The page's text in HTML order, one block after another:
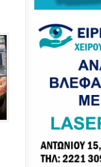
κράτος
Αρείου
«Δώσε και
Χαλκίδα:
«αμαρτωλό»
«Ήταν
απαξιωτική